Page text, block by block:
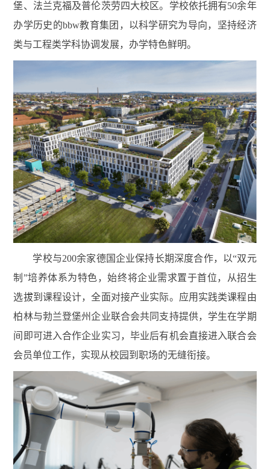
堡、法兰克福及普伦茨劳四大校区。学校依托拥有50余年
办学历史的bbw教育集团，以科学研究为导向，坚持经济
类与工程类学科协调发展，办学特色鲜明。
学校与200余家德国企业保持长期深度合作，以“双元
制”培养体系为特色，始终将企业需求置于首位，从招生
选拔到课程设计，全面对接产业实际。应用实践类课程由
柏林与勃兰登堡州企业联合会共同支持提供，学生在学期
间即可进入合作企业实习，毕业后有机会直接进入联合会
会员单位工作，实现从校园到职场的无缝衔接。